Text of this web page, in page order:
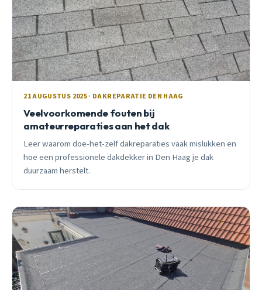
21 AUGUSTUS 2025 · DAKREPARATIE DEN HAAG
Veelvoorkomende fouten bij
amateurreparaties aan het dak
Leer waarom doe-het-zelf dakreparaties vaak mislukken en
hoe een professionele dakdekker in Den Haag je dak
duurzaam herstelt.